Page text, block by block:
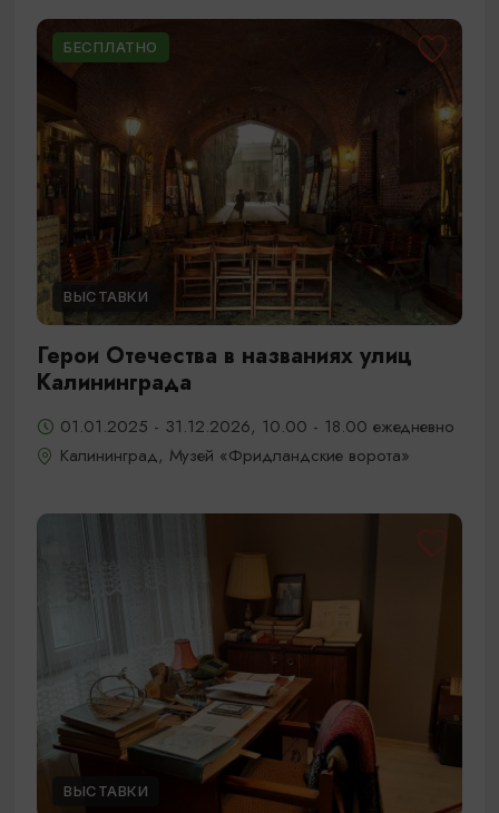
БЕСПЛАТНО
ВЫСТАВКИ
Герои Отечества в названиях улиц
Калининграда
01.01.2025 - 31.12.2026, 10.00 - 18.00 ежедневно
Калининград, Музей «Фридландские ворота»
ВЫСТАВКИ